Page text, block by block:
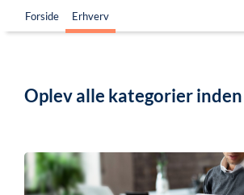
Forside Erhverv
Oplev alle kategorier